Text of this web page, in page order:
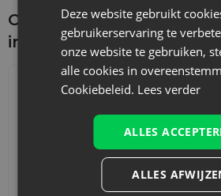
Wat past er in een zakje van
Dit formaat is ideaal voor het
accessoires of promotieartikelen.
Ontdek wat je nog meer
interesseren
Adventskalenders
Deze website gebruikt
gebruikerservaring te
onze website te gebruiken,
alle cookies in
Cookiebeleid. Lees verder
ALLES
ALLES